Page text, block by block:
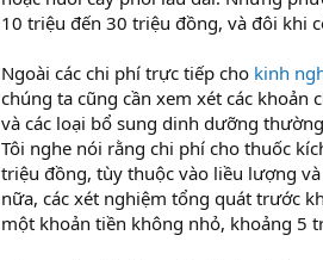
10 triệu đến 30 triệu đồng, và đôi khi
Ngoài các chi phí trực tiếp cho kinh
chúng ta cũng cần xem xét các khoản
và các loại bổ sung dinh dưỡng
Tôi nghe nói rằng chi phí cho thuốc
triệu đồng, tùy thuộc vào liều lượng
nữa, các xét nghiệm tổng quát trước
một khoản tiền không nhỏ, khoảng 5